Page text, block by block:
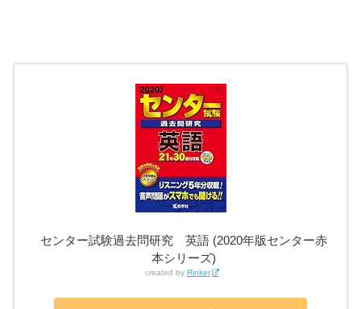
センター試験過去問研究 英語 (2020年版センター赤
本シリーズ)
created by Rinker